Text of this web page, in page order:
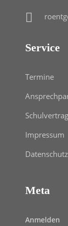
Service
Termine
Schulvertrag
Impressum
Datenschutz
Meta
Anmelden